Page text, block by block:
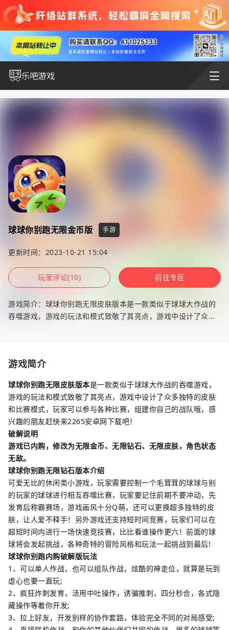
球球你别跑无限金币版 手游
更新时间：2023-10-21 15:04
玩家评论(10) 前往专区
游戏简介：球球你别跑无限皮肤版本是一款类似于球球大作战的
吞噬游戏，游戏的玩法和模式致敬了其亮点，游戏中设计了众多
游戏简介
球球你别跑无限皮肤版本是一款类似于球球大作战的吞噬游戏，
游戏的玩法和模式致敬了其亮点，游戏中设计了众多独特的皮肤
和比赛模式，玩家可以参与各种比赛，组建你自己的战队哦，感
兴趣的朋友赶快来2265安卓网下载吧！
破解说明
游戏已内购，修改为无限金币、无限钻石、无限皮肤，角色状态
无敌。
球球你别跑无限钻石版本介绍
可爱无比的休闲类小游戏，玩家需要控制一个毛茸茸的球球与别
的玩家的球球进行相互吞噬比赛，玩家要记住前期不要冲动，先
发育后称霸赛场，游戏画风十分Q萌，还可以更换超多独特的皮
肤，让人爱不释手！另外游戏还支持短时间竞赛，玩家们可以在
超短时间内进行一场快速竞技赛，比比看谁操作更六！前面的球
球将会发起挑战，各种奇特的冒险风格和玩法一起挑战到最后!
球球你别跑内购破解版玩法
1、可以单人作战，也可以组队作战，炫酷的神走位，就算是玩到
虐心也要一直玩;
2、疯狂炸刺发育，活用中吐操作，诱骗推刺，四分秒合，各式隐
藏操作等着你开发;
3、拉上好友，开发别样的协作套路，体验完全不同的对局感受;